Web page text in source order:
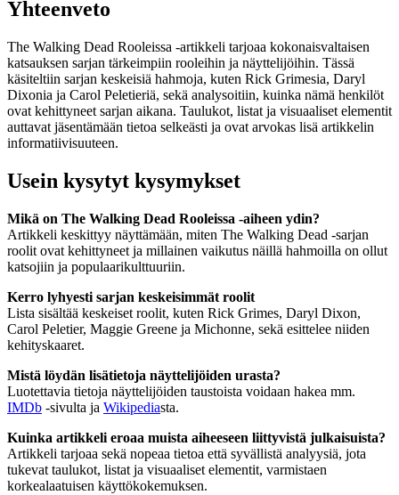
Yhteenveto
The Walking Dead Rooleissa -artikkeli tarjoaa kokonaisvaltaisen
katsauksen sarjan tärkeimpiin rooleihin ja näyttelijöihin. Tässä
käsiteltiin sarjan keskeisiä hahmoja, kuten Rick Grimesia, Daryl
Dixonia ja Carol Peletieriä, sekä analysoitiin, kuinka nämä henkilöt
ovat kehittyneet sarjan aikana. Taulukot, listat ja visuaaliset elementit
auttavat jäsentämään tietoa selkeästi ja ovat arvokas lisä artikkelin
informatiivisuuteen.
Usein kysytyt kysymykset
Mikä on The Walking Dead Rooleissa -aiheen ydin?
Artikkeli keskittyy näyttämään, miten The Walking Dead -sarjan
roolit ovat kehittyneet ja millainen vaikutus näillä hahmoilla on ollut
katsojiin ja populaarikulttuuriin.
Kerro lyhyesti sarjan keskeisimmät roolit
Lista sisältää keskeiset roolit, kuten Rick Grimes, Daryl Dixon,
Carol Peletier, Maggie Greene ja Michonne, sekä esittelee niiden
kehityskaaret.
Mistä löydän lisätietoja näyttelijöiden urasta?
Luotettavia tietoja näyttelijöiden taustoista voidaan hakea mm.
IMDb -sivulta ja Wikipediasta.
Kuinka artikkeli eroaa muista aiheeseen liittyvistä julkaisuista?
Artikkeli tarjoaa sekä nopeaa tietoa että syvällistä analyysiä, jota
tukevat taulukot, listat ja visuaaliset elementit, varmistaen
korkealaatuisen käyttökokemuksen.